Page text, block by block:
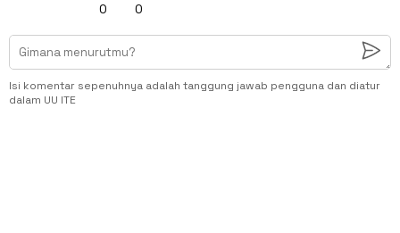
0 0
Isi komentar sepenuhnya adalah tanggung jawab pengguna dan diatur
dalam UU ITE